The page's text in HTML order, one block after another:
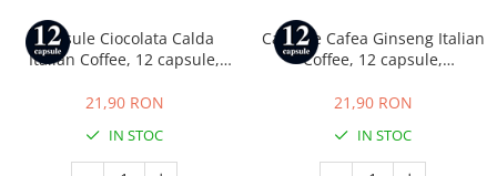
Capsule Ciocolata Calda
Italian Coffee, 12 capsule,
Cafissimo, Caffitaly si Beanz
21,90 RON
IN STOC
Capsule Cafea Ginseng Italian
Coffee, 12 capsule,
Cafissimo, Caffitaly si Beanz
21,90 RON
IN STOC